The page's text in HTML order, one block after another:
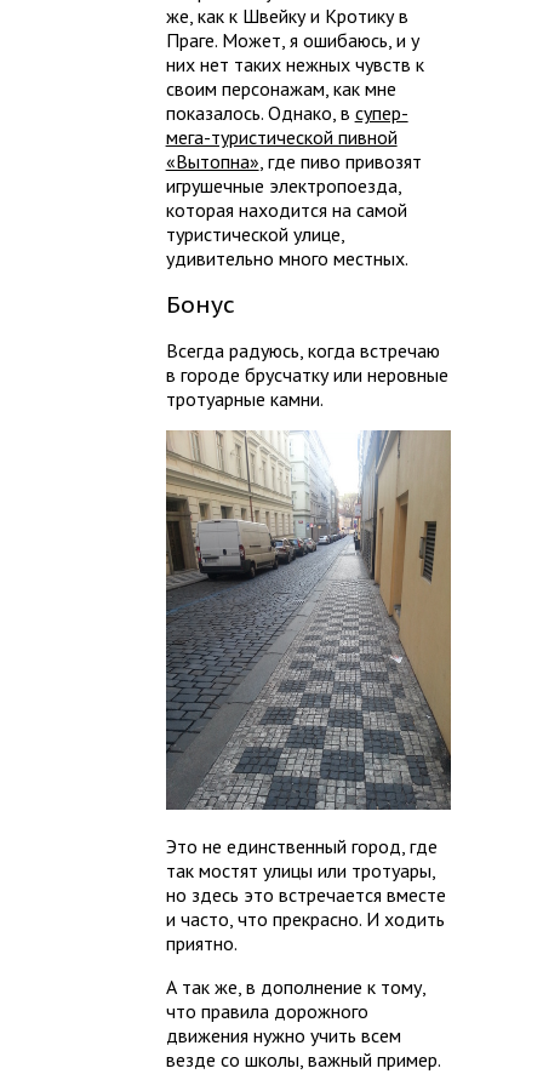
же, как к Швейку и Кротику в
Праге. Может, я ошибаюсь, и у
них нет таких нежных чувств к
своим персонажам, как мне
показалось. Однако, в супер-
мега-туристической пивной
«Вытопна» , где пиво привозят
игрушечные электропоезда,
которая находится на самой
туристической улице,
удивительно много местных.
Бонус
Всегда радуюсь, когда встречаю
в городе брусчатку или неровные
тротуарные камни.
Это не единственный город, где
так мостят улицы или тротуары,
но здесь это встречается вместе
и часто, что прекрасно. И ходить
приятно.
А так же, в дополнение к тому,
что правила дорожного
движения нужно учить всем
везде со школы, важный пример.